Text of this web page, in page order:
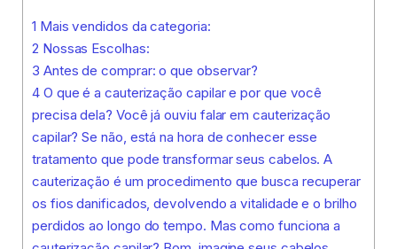
1 Mais vendidos da categoria:
2 Nossas Escolhas:
3 Antes de comprar: o que observar?
4O que é a cauterização capilar e por que você
precisa dela? Você já ouviu falar em cauterização
capilar? Se não, está na hora de conhecer esse
tratamento que pode transformar seus cabelos. A
cauterização é um procedimento que busca recuperar
os fios danificados, devolvendo a vitalidade e o brilho
perdidos ao longo do tempo. Mas como funciona a